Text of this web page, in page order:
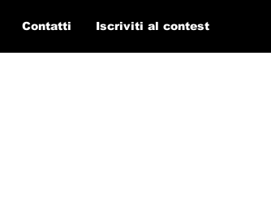
Contatti Iscriviti al contest